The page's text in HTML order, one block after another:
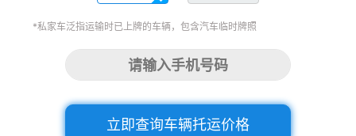
*私家车泛指运输时已上牌的车辆，包含汽车临时牌照
立即查询车辆托运价格